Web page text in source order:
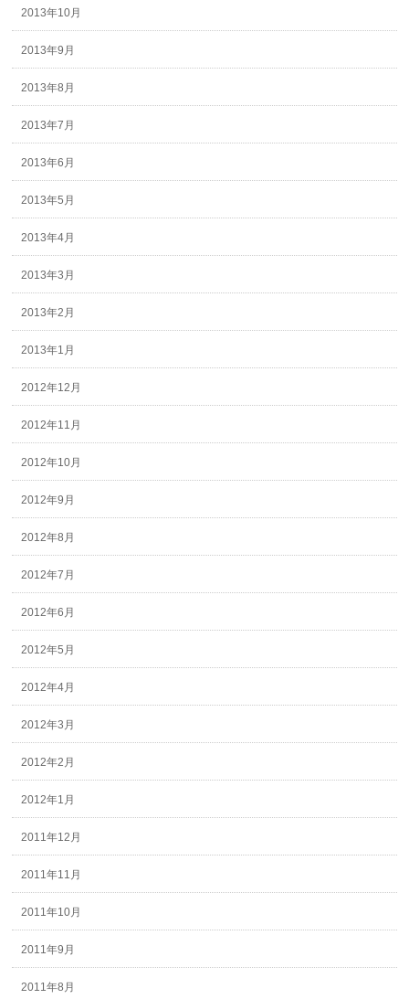
2013年10月
2013年9月
2013年8月
2013年7月
2013年6月
2013年5月
2013年4月
2013年3月
2013年2月
2013年1月
2012年12月
2012年11月
2012年10月
2012年9月
2012年8月
2012年7月
2012年6月
2012年5月
2012年4月
2012年3月
2012年2月
2012年1月
2011年12月
2011年11月
2011年10月
2011年9月
2011年8月